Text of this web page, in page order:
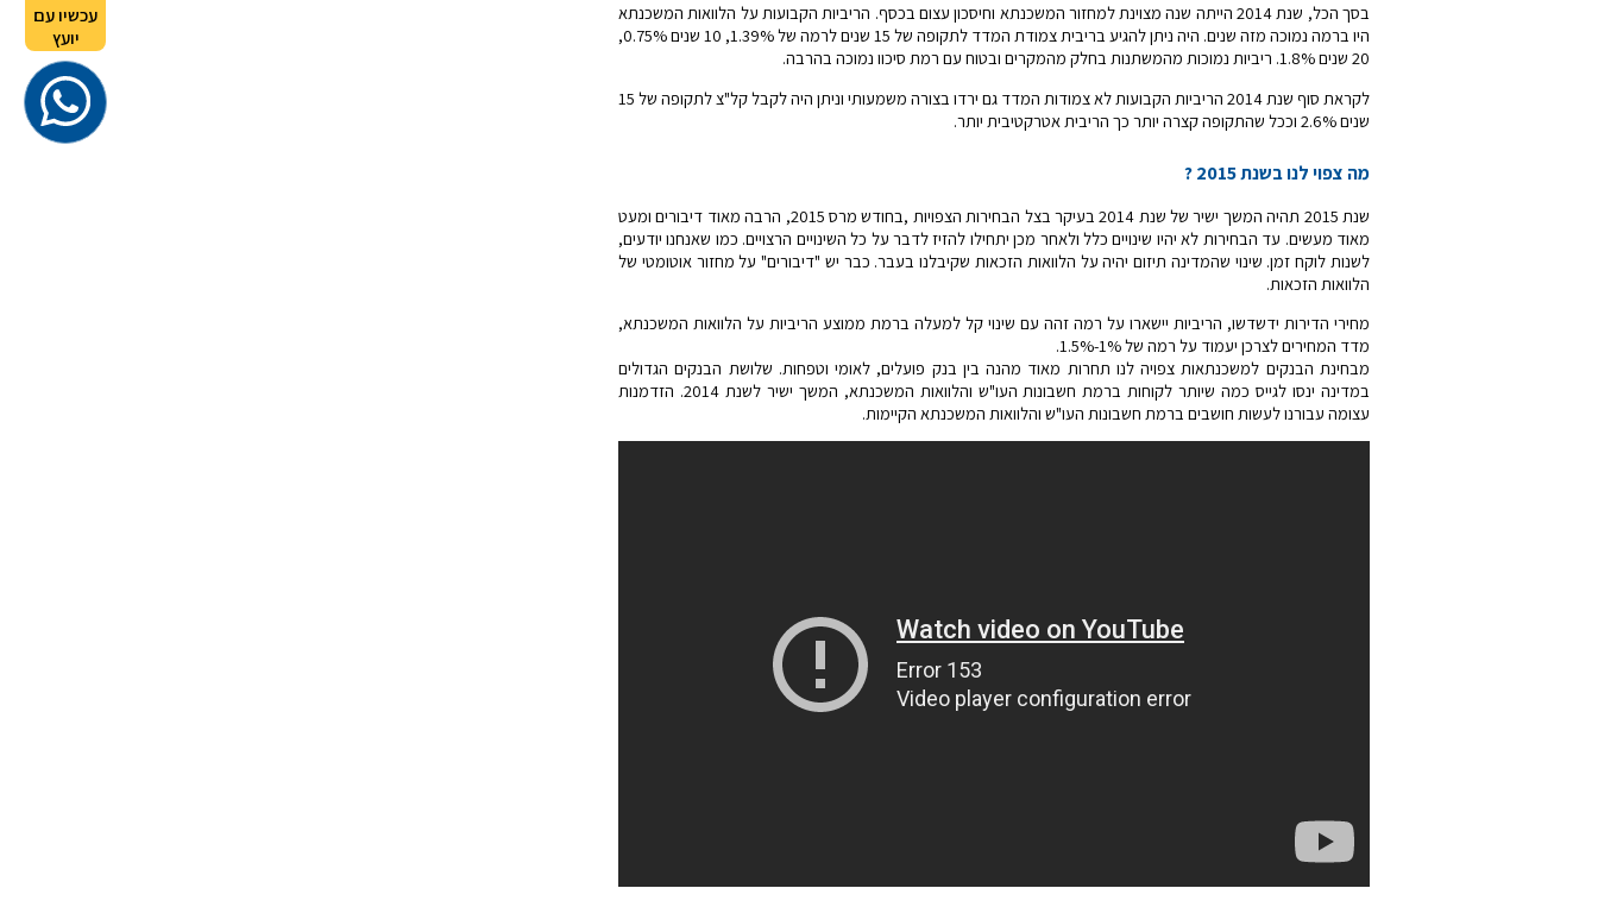
בסך הכל, שנת 2014 הייתה שנה מצוינת למחזור המשכנתא וחיסכון עצום בכסף. הריביות הקבועות על הלוואות המשכנתא
היו ברמה נמוכה מזה שנים. היה ניתן להגיע בריבית צמודת המדד לתקופה של 15 שנים לרמה של 1.39%, 10 שנים 0.75%,
20 שנים 1.8%. ריביות נמוכות מהמשתנות בחלק מהמקרים ובטוח עם רמת סיכוו נמוכה בהרבה.
לקראת סוף שנת 2014 הריביות הקבועות לא צמודות המדד גם ירדו בצורה משמעותי וניתן היה לקבל קל"צ לתקופה של 15
שנים 2.6% וככל שהתקופה קצרה יותר כך הריבית אטרקטיבית יותר.
מה צפוי לנו בשנת 2015 ?
שנת 2015 תהיה המשך ישיר של שנת 2014 בעיקר בצל הבחירות הצפויות ,בחודש מרס 2015, הרבה מאוד דיבורים ומעט
מאוד מעשים. עד הבחירות לא יהיו שינויים כלל ולאחר מכן יתחילו להזיז לדבר על כל השינויים הרצויים. כמו שאנחנו יודעים,
לשנות לוקח זמן. שינוי שהמדינה תיזום יהיה על הלוואות הזכאות שקיבלנו בעבר. כבר יש "דיבורים" על מחזור אוטומטי של
הלוואות הזכאות.
מחירי הדירות ידשדשו, הריביות יישארו על רמה זהה עם שינוי קל למעלה ברמת ממוצע הריביות על הלוואות המשכנתא,
מדד המחירים לצרכן יעמוד על רמה של 1%-1.5%.
מבחינת הבנקים למשכנתאות צפויה לנו תחרות מאוד מהנה בין בנק פועלים, לאומי וטפחות. שלושת הבנקים הגדולים
במדינה ינסו לגייס כמה שיותר לקוחות ברמת חשבונות העו"ש והלוואות המשכנתא, המשך ישיר לשנת 2014. הזדמנות
עצומה עבורנו לעשות חושבים ברמת חשבונות העו"ש והלוואות המשכנתא הקיימות.